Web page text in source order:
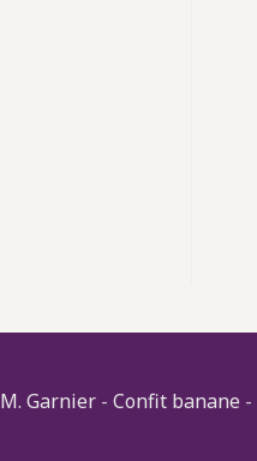
M. Garnier - Confit banane -